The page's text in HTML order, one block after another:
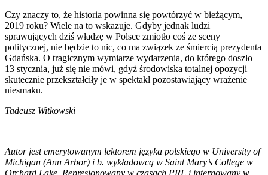
Czy znaczy to, że historia powinna się powtórzyć w bieżącym,
2019 roku? Wiele na to wskazuje. Gdyby jednak ludzi
sprawujących dziś władzę w Polsce zmiotło coś ze sceny
politycznej, nie będzie to nic, co ma związek ze śmiercią prezydenta
Gdańska. O tragicznym wymiarze wydarzenia, do którego doszło
13 stycznia, już się nie mówi, gdyż środowiska totalnej opozycji
skutecznie przekształciły je w spektakl pozostawiający wrażenie
niesmaku.
Tadeusz Witkowski
Autor jest emerytowanym lektorem języka polskiego w University of
Michigan (Ann Arbor) i b. wykładowcą w Saint Mary’s College w
Orchard Lake. Represjonowany w czasach PRL i internowany w